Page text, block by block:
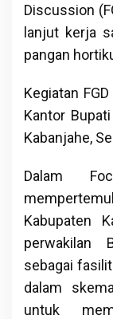
Discussion
lanjut kerja
pangan
Kegiatan
Kantor
Kabanjahe,
Dalam
Kabupaten
perwakilan
sebagai
dalam
untuk